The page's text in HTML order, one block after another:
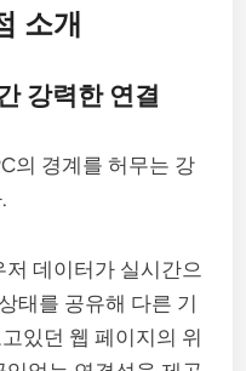
소개
강력한 연결
의 경계를 허무는 강
데이터가 실시간으
태를 공유해 다른 기
있던 웹 페이지의 위